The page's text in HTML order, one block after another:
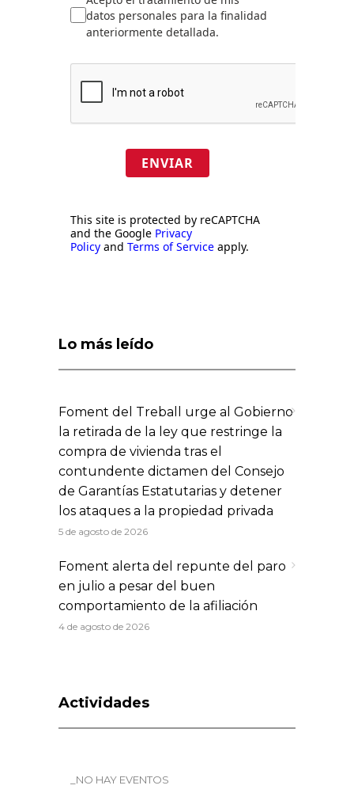
datos personales para la finalidad
anteriormente detallada.
ENVIAR
This site is protected by reCAPTCHA
and the Google Privacy
Policy and Terms of Service apply.
Lo más leído
Foment del Treball urge al Gobierno
la retirada de la ley que restringe la
compra de vivienda tras el
contundente dictamen del Consejo
de Garantías Estatutarias y detener
los ataques a la propiedad privada
5 de agosto de 2026
Foment alerta del repunte del paro
en julio a pesar del buen
comportamiento de la afiliación
4 de agosto de 2026
Actividades
_NO HAY EVENTOS